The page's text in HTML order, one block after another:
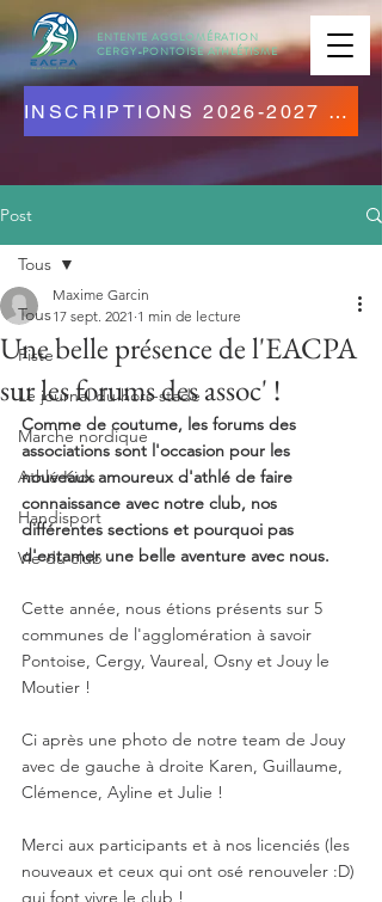
ENTENTE AGGLOMÉRATION
CERGY-PONTOISEATHLÉTISME
INSCRIPTIONS 2026-2027 OUVERTES ! CLIQUEZ ICI !
Post
Tous
Piste
Le journal du hors-stade
Marche nordique
Athlé Kids
Handisport
Vie du club
Tous
Une belle présence de l'EACPA
sur les forums des assoc' !
Maxime Garcin
17 sept. 2021 1 min de lecture
Comme de coutume, les forums des
associations sont l'occasion pour les
nouveaux amoureux d'athlé de faire
connaissance avec notre club, nos
différentes sections et pourquoi pas
d'entamer une belle aventure avec nous.
Cette année, nous étions présents sur 5
communes de l'agglomération à savoir
Pontoise, Cergy, Vaureal, Osny et Jouy le
Moutier !
Ci après une photo de notre team de Jouy
avec de gauche à droite Karen, Guillaume,
Clémence, Ayline et Julie !
Merci aux participants et à nos licenciés (les
nouveaux et ceux qui ont osé renouveler :D)
qui font vivre le club !